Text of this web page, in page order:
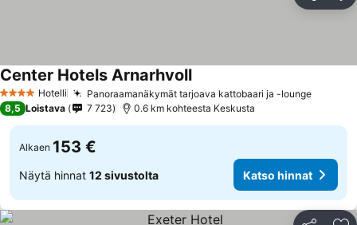
4 Tähtiluokitus
Hotelli Panoraamanäkymät tarjoava kattobaari ja -lounge
Center Hotels Arnarhvoll
8,5 Loistava 7 723 0.6 km kohteesta Keskusta
Alkaen 153 €
Näytä hinnat 12 sivustolta Katso hinnat